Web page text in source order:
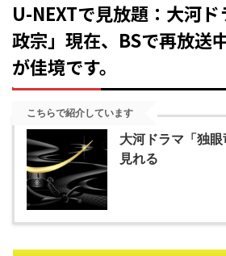
U-NEXTで見放題：大河
政宗」現在、BSで再放送
が佳境です。
こちらで紹介しています
大河ドラマ「独
見れる